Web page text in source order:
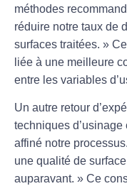
méthodes
réduire notre taux de
surfaces traitées. »
liée à une meilleure
entre les variables
Un autre retour
techniques
affiné notre
une qualité de
auparavant. » Ce